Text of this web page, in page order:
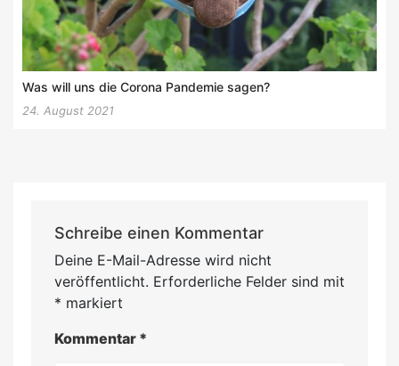
Was will uns die Corona Pandemie sagen?
24. August 2021
Schreibe einen Kommentar
Deine E-Mail-Adresse wird nicht
veröffentlicht. Erforderliche Felder sind mit
* markiert
Kommentar *